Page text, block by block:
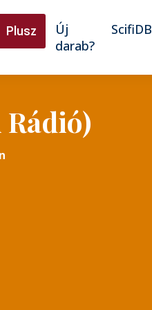
Plusz
Új
darab?
ScifiDB